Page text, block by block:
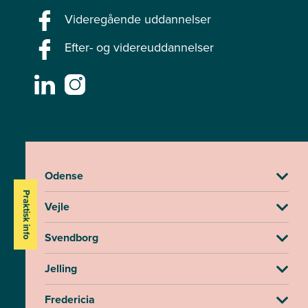
Videregående uddannelser
Efter- og videreuddannelser
Praktisk info
Odense
Vejle
Svendborg
Jelling
Fredericia